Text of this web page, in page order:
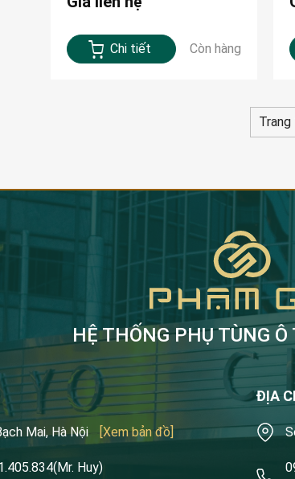
Chi tiết Còn hàng
HỆ THỐNG PHỤ TÙNG
Mai, Hà Nội [Xem bản đồ]
(Mr. Huy)
ĐỊA